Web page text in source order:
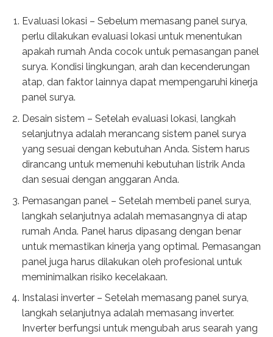
Evaluasi lokasi – Sebelum memasang panel surya,
perlu dilakukan evaluasi lokasi untuk menentukan
apakah rumah Anda cocok untuk pemasangan panel
surya. Kondisi lingkungan, arah dan kecenderungan
atap, dan faktor lainnya dapat mempengaruhi kinerja
panel surya.
Desain sistem – Setelah evaluasi lokasi, langkah
selanjutnya adalah merancang sistem panel surya
yang sesuai dengan kebutuhan Anda. Sistem harus
dirancang untuk memenuhi kebutuhan listrik Anda
dan sesuai dengan anggaran Anda.
Pemasangan panel – Setelah membeli panel surya,
langkah selanjutnya adalah memasangnya di atap
rumah Anda. Panel harus dipasang dengan benar
untuk memastikan kinerja yang optimal. Pemasangan
panel juga harus dilakukan oleh profesional untuk
meminimalkan risiko kecelakaan.
Instalasi inverter – Setelah memasang panel surya,
langkah selanjutnya adalah memasang inverter.
Inverter berfungsi untuk mengubah arus searah yang